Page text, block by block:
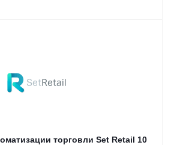
торговли Set Retail 10